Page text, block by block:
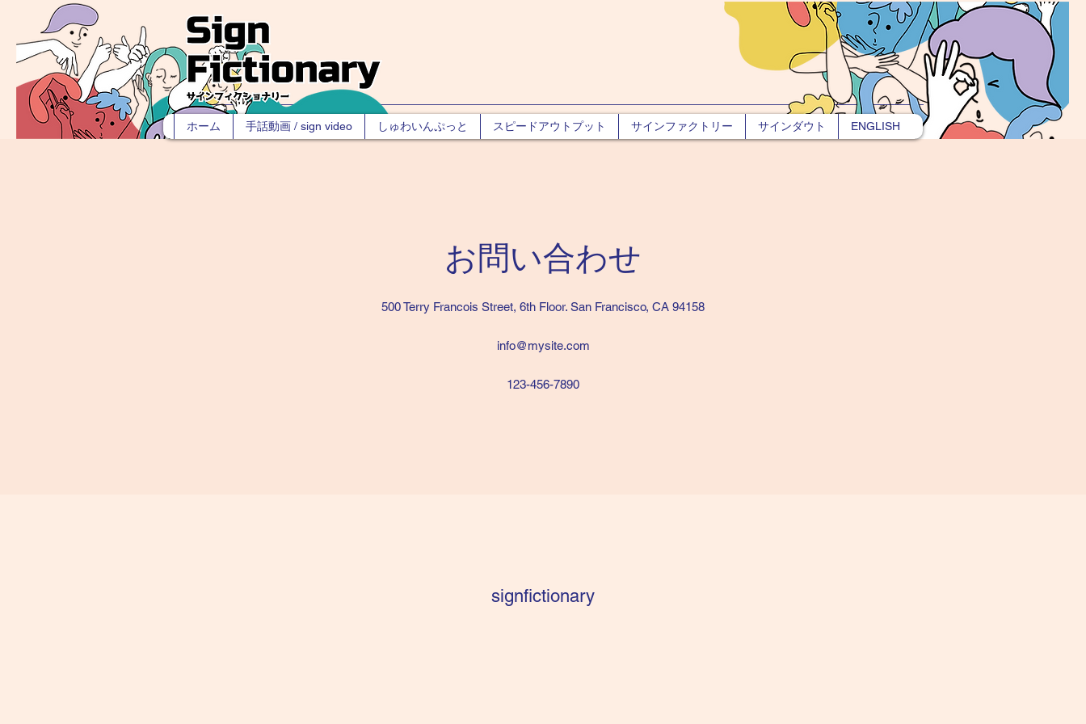
ホーム 手話動画 / sign video しゅわいんぷっと スピードアウトプット サインファクトリー サインダウト ENGLISH
お問い合わせ
500 Terry Francois Street, 6th Floor. San Francisco, CA 94158
info@mysite.com
123-456-7890
signfictionary